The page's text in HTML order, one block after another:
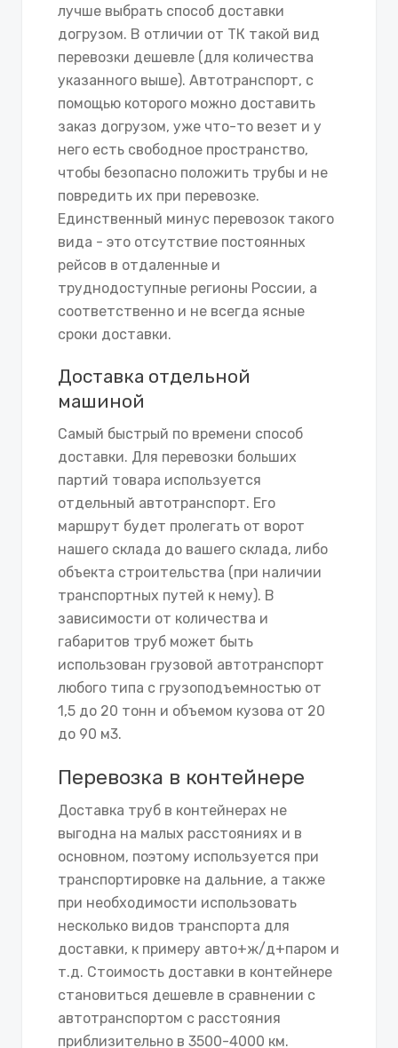
лучше выбрать способ доставки
догрузом. В отличии от ТК такой вид
перевозки дешевле (для количества
указанного выше). Автотранспорт, с
помощью которого можно доставить
заказ догрузом, уже что-то везет и у
него есть свободное пространство,
чтобы безопасно положить трубы и не
повредить их при перевозке.
Единственный минус перевозок такого
вида - это отсутствие постоянных
рейсов в отдаленные и
труднодоступные регионы России, а
соответственно и не всегда ясные
сроки доставки.
Доставка отдельной
машиной
Самый быстрый по времени способ
доставки. Для перевозки больших
партий товара используется
отдельный автотранспорт. Его
маршрут будет пролегать от ворот
нашего склада до вашего склада, либо
объекта строительства (при наличии
транспортных путей к нему). В
зависимости от количества и
габаритов труб может быть
использован грузовой автотранспорт
любого типа с грузоподъемностью от
1,5 до 20 тонн и объемом кузова от 20
до 90 м3.
Перевозка в контейнере
Доставка труб в контейнерах не
выгодна на малых расстояниях и в
основном, поэтому используется при
транспортировке на дальние, а также
при необходимости использовать
несколько видов транспорта для
доставки, к примеру авто+ж/д+паром и
т.д. Стоимость доставки в контейнере
становиться дешевле в сравнении с
автотранспортом с расстояния
приблизительно в 3500-4000 км.